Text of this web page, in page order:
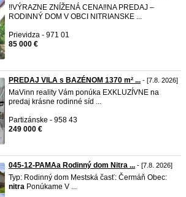
‼️VÝRAZNE ZNÍŽENÁ CENA‼️NA PREDAJ –
RODINNÝ DOM V OBCI NITRIANSKE ...
Prievidza - 971 01
85 000 €
PREDAJ VILA s BAZÉNOM 1370 m² ... - [7.8. 2026]
MaVinn reality Vám ponúka EXKLUZÍVNE na
predaj krásne rodinné síd ...
Partizánske - 958 43
249 000 €
045-12-PAMAa Rodinný dom Nitra ... - [7.8. 2026]
Typ: Rodinný dom Mestská časť: Čermáň Obec:
nitra Ponúkame V ...